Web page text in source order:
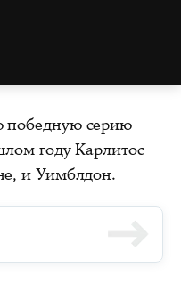
победную серию
году Карлитос
и Уимблдон.